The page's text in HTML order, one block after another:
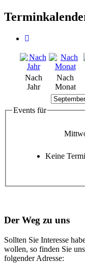
Nach
Jahr
Nach
Monat
Events für
Keine
Der Weg zu uns
Sollten Sie Interesse
wollen, so finden Sie
folgender Adresse: